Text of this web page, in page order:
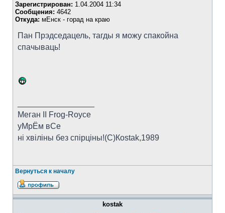
Зарегистрирован: 1.04.2004 11:34
Сообщения: 4642
Откуда: мЕнск - горад на краю
Пан Прэдседацель, тагды я можу спакойна
спачываць!
Меган II Frog-Royce
уМрЁм вСе
ні хвіліны без спірціны!(C)Коstak,1989
Вернуться к началу
kostak